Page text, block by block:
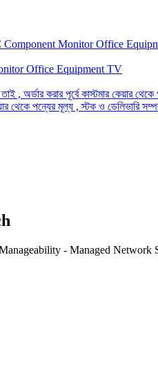
Component MonitorOffice
Office Equipment TV
, অর্ডার করার পূর্বে কাস্টমার
থেকে পন্যের মূল্য , স্টক ও
- Managed Network